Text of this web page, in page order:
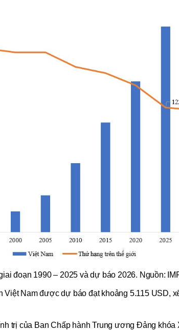
đoạn 1990 – 2025 và dự báo 2026. Nguồn:
Việt Nam được dự báo đạt khoảng 5.115 USD,
trị của Ban Chấp hành Trung ương Đảng khóa